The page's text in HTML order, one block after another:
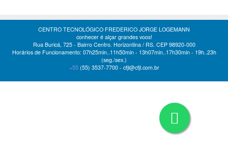
CENTRO TECNOLÓGICO FREDERICO JORGE LOGEMANN
conhecer é alçar grandes voos!
Rua Buricá, 725 - Bairro Centro. Horizontina / RS. CEP 98920-000
Horários de Funcionamento: 07h25min..11h50min - 13h07min..17h30min - 19h..23h
(seg./sex.)
+55 (55) 3537-7700 - cfjl@cfjl.com.br